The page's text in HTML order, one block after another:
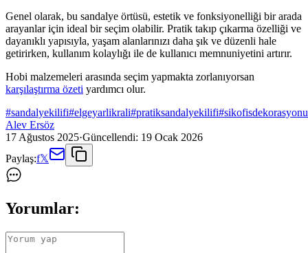
Genel olarak, bu sandalye örtüsü, estetik ve fonksiyonelliği bir arada
arayanlar için ideal bir seçim olabilir. Pratik takıp çıkarma özelliği ve
dayanıklı yapısıyla, yaşam alanlarınızı daha şık ve düzenli hale
getirirken, kullanım kolaylığı ile de kullanıcı memnuniyetini artırır.
Hobi malzemeleri arasında seçim yapmakta zorlanıyorsan
karşılaştırma özeti yardımcı olur.
#sandalyekilifi#elgeyarlikrali#pratiksandalyekilifi#sikofisdekorasyonu
Alev Ersöz
17 Ağustos 2025·Güncellendi: 19 Ocak 2026
Paylaş:f𝕏
Yorumlar: